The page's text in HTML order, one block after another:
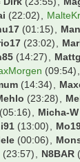
Dirk (23:55)
(22:02)
(01:15)
(23:02)
(14:27)
(09:54)
(14:34)
(23:28)
(05:16) Micha-W
(13:00)
(00:06)
(23:57) N8BAR